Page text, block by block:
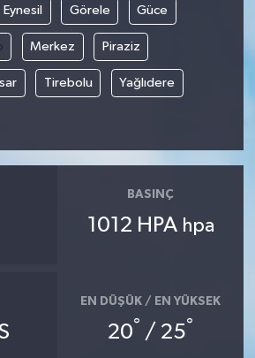
Eynesil Görele Güce
Merkez Piraziz
Tirebolu Yağlıdere
BASINÇ
1012 HPA hpa
EN DÜŞÜK / EN YÜKSEK
20° / 25°